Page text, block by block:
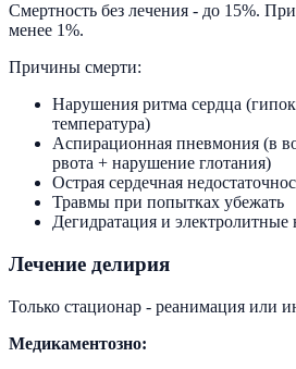
Смертность без лечения - до 15%.
менее 1%.
Причины смерти:
Нарушения ритма сердца
температура)
Аспирационная пневмония (в
рвота + нарушение глотания)
Острая сердечная
Травмы при попытках убежать
Дегидратация и
Лечение делирия
Только стационар - реанимация или
Медикаментозно: